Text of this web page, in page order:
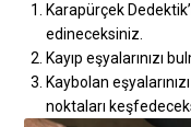
Karapürçek
edineceksiniz.
Kayıp eşyalarınızı
Kaybolan
noktaları